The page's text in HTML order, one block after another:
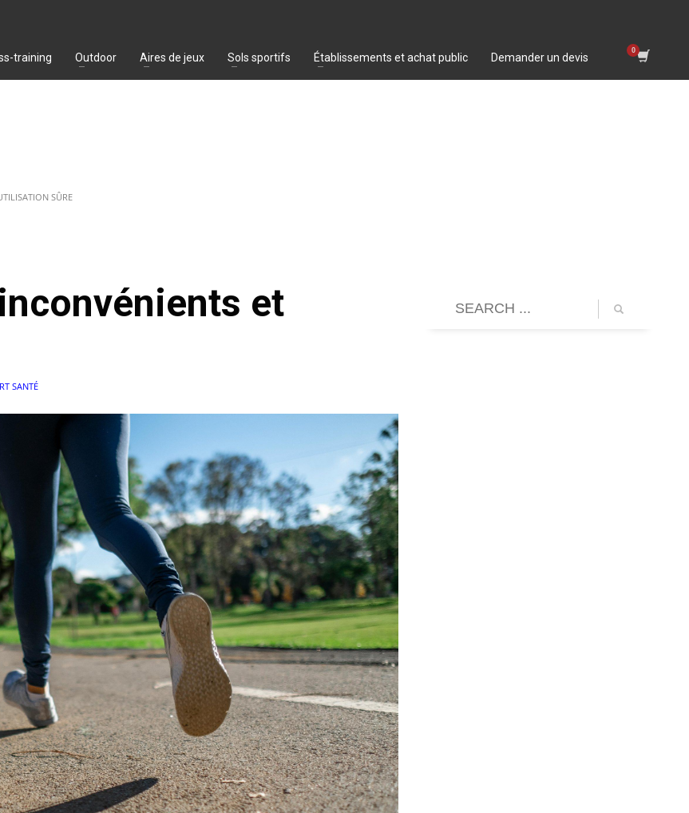
training Outdoor Aires de jeux Sols sportifs Établissements et achat public Demander un devis
SÛRE
et
SANTÉ